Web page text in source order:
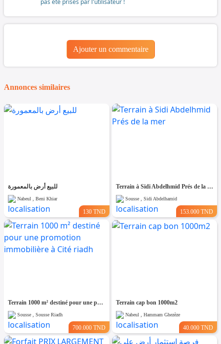
Ajouter un commentaire
Annonces similaires
للبيع أرض بالمعمورة
Nabeul , Beni Khiar
130 TND
Terrain à Sidi Abdelhmid Prés de la mer
Sousse , Sidi Abdelhamid
153.000 TND
Terrain 1000 m² destiné pour une promotion immobilière à Cité riadh
Sousse , Sousse Riadh
700.000 TND
Terrain cap bon 1000m2
Nabeul , Hammam Ghezèze
40.000 TND